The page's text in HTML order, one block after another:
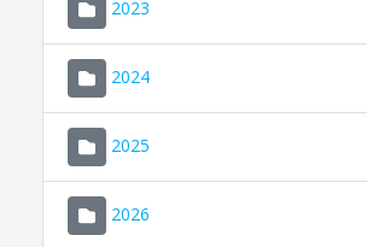
2023
2024
2025
2026